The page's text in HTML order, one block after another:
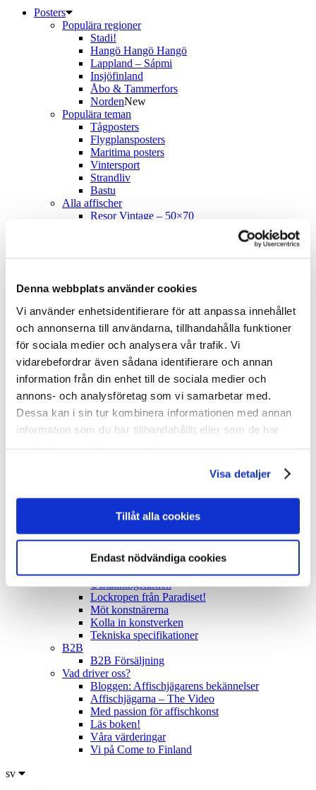
Denna webbplats använder cookies
Vi använder enhetsidentifierare för att anpassa innehållet
och annonserna till användarna, tillhandahålla funktioner
för sociala medier och analysera vår trafik. Vi
vidarebefordrar även sådana identifierare och annan
information från din enhet till de sociala medier och
annons- och analysföretag som vi samarbetar med.
Dessa kan i sin tur kombinera informationen med annan
information som du har tillhandahållit eller som de har
Visa detaljer
Tillåt alla cookies
Endast nödvändiga cookies
Posters
Populära regioner
Stadi!
Hangö Hangö Hangö
Lappland – Sápmi
Insjöfinland
Åbo & Tammerfors
NordenNew
Populära teman
Tågposters
Flygplansposters
Maritima posters
Vintersport
Strandliv
Bastu
Alla affischer
Resor Vintage – 50×70
Alla vykort
Resor: Vintage
Resor: Come to NordenNew
Resor: Nutida
Propaganda: VintageNew
Träkort: Resor vintage
Träkort: Mumin & Tove
I hemmet
För kök & hem
Böcker
Kalendrar
Brickor & Serveringsfat
Pussel
Memoryspel
Böcker
Allt om utställningen
Utställningen Come to Finland
Utställningsturnén
Lockropen från Paradiset!
Möt konstnärerna
Kolla in konstverken
Tekniska specifikationer
B2B
B2B Försäljning
Vad driver oss?
Bloggen: Affischjägarens bekännelser
Affischjägarna – The Video
Med passion för affischkonst
Läs boken!
Våra värderingar
Vi på Come to Finland
sv